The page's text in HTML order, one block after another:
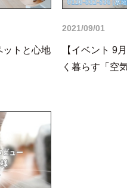
ットと心地
2021/09/01
【イベント 9
く暮らす「空